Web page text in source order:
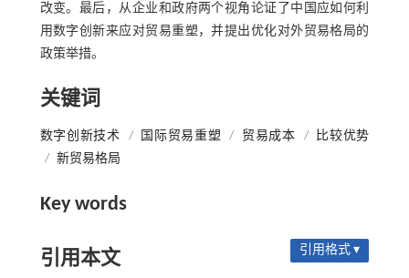
改变。最后，从企业和政府两个视角论证了中国应如何利
用数字创新来应对贸易重塑，并提出优化对外贸易格局的
政策举措。
关键词
数字创新技术 / 国际贸易重塑 / 贸易成本 /
比较优势
/ 新贸易格局
Key words
引用本文 引用格式 ▾